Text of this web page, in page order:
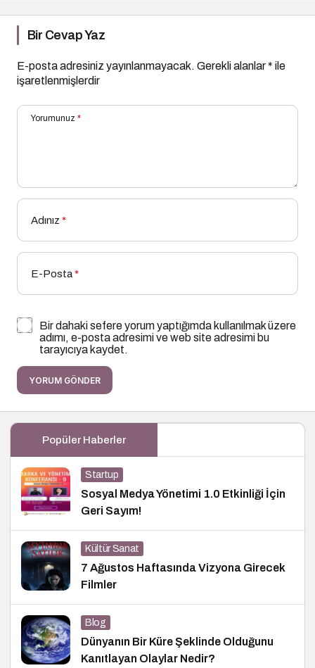
Bir Cevap Yaz
E-posta adresiniz yayınlanmayacak. Gerekli alanlar* ile
işaretlenmişlerdir
Yorumunuz *
Adınız *
E-Posta*
Bir dahaki sefere yorum yaptığımda kullanılmak üzere
adımı, e-posta adresimi ve web site adresimi bu
tarayıcıya kaydet.
YORUM GÖNDER
Popüler Haberler
Startup
Sosyal Medya Yönetimi 1.0 Etkinliği İçin
Geri Sayım!
Kültür Sanat
7 Ağustos Haftasında Vizyona Girecek
Filmler
Blog
Dünyanın Bir Küre Şeklinde Olduğunu
Kanıtlayan Olaylar Nedir?